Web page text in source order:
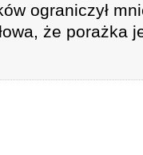
ograniczył
że porażka